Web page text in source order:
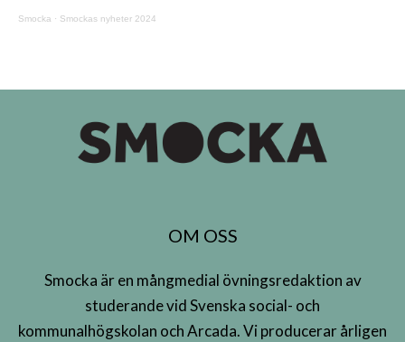
Smocka · Smockas nyheter 2024
OM OSS
Smocka är en mångmedial övningsredaktion av
studerande vid Svenska social- och
kommunalhögskolan och Arcada. Vi producerar årligen